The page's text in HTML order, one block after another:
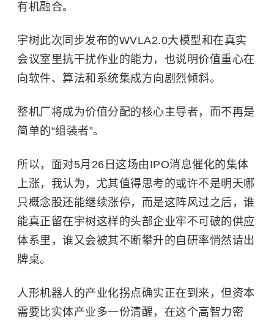
有机融合。
宇树此次同步发布的WVLA2.0大模型和在真实
会议室里抗干扰作业的能力，也说明价值重心在
向软件、算法和系统集成方向剧烈倾斜。
整机厂将成为价值分配的核心主导者，而不再是
简单的“组装者”。
所以，面对5月26日这场由IPO消息催化的集体
上涨，我认为，尤其值得思考的或许不是明天哪
只概念股还能继续涨停，而是这阵风过之后，谁
能真正留在宇树这样的头部企业牢不可破的供应
体系里，谁又会被其不断攀升的自研率悄然请出
牌桌。
人形机器人的产业化拐点确实正在到来，但资本
需要比实体产业多一份清醒，在这个高智力密